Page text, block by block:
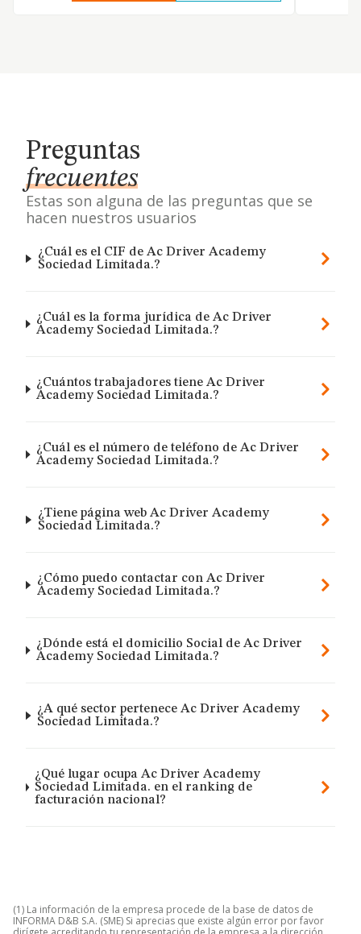
Preguntas
frecuentes
Estas son alguna de las preguntas que se
hacen nuestros usuarios
¿Cuál es el CIF de Ac Driver Academy
Sociedad Limitada.?
¿Cuál es la forma jurídica de Ac Driver
Academy Sociedad Limitada.?
¿Cuántos trabajadores tiene Ac Driver
Academy Sociedad Limitada.?
¿Cuál es el número de teléfono de Ac Driver
Academy Sociedad Limitada.?
¿Tiene página web Ac Driver Academy
Sociedad Limitada.?
¿Cómo puedo contactar con Ac Driver
Academy Sociedad Limitada.?
¿Dónde está el domicilio Social de Ac Driver
Academy Sociedad Limitada.?
¿A qué sector pertenece Ac Driver Academy
Sociedad Limitada.?
¿Qué lugar ocupa Ac Driver Academy
Sociedad Limitada. en el ranking de
facturación nacional?
(1) La información de la empresa procede de la base de datos de
INFORMA D&B S.A. (SME) Si aprecias que existe algún error por favor